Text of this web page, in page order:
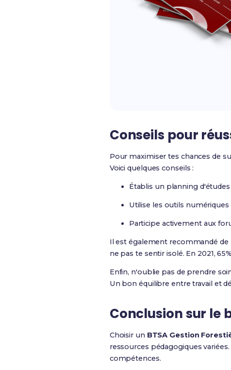
Conseils pour
Pour maximiser tes chances de
Voici quelques conseils :
Établis un planning
Utilise les outils numériques
Participe activement aux
Il est également recommandé de
ne pas te sentir isolé. En 2021,
Enfin, n'oublie pas de prendre
Un bon équilibre entre travail et
Conclusion sur le
Choisir un BTSA Gestion
ressources pédagogiques variées.
compétences.